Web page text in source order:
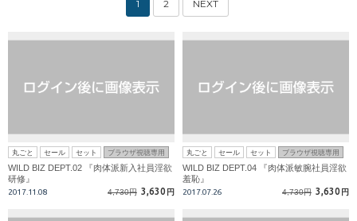
1 2 NEXT
丸ごと セール セット ブラウザ視聴専用
WILD BIZ DEPT.02 『肉体派新入社員淫欲
研修』
2017.11.08 4,730円 3,630 円
丸ごと セール セット ブラウザ視聴専用
WILD BIZ DEPT.04 『肉体派敏腕社員淫欲
羞恥』
2017.07.26 4,730円 3,630 円